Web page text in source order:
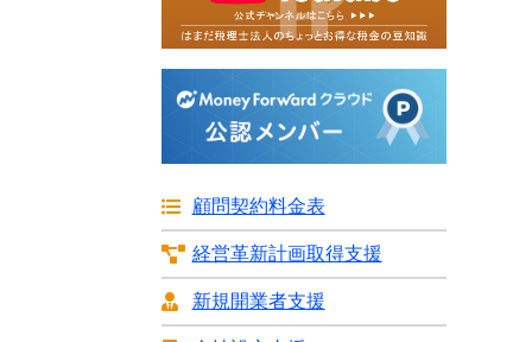
顧問契約料金表
経営革新計画取得支援
新規開業者支援